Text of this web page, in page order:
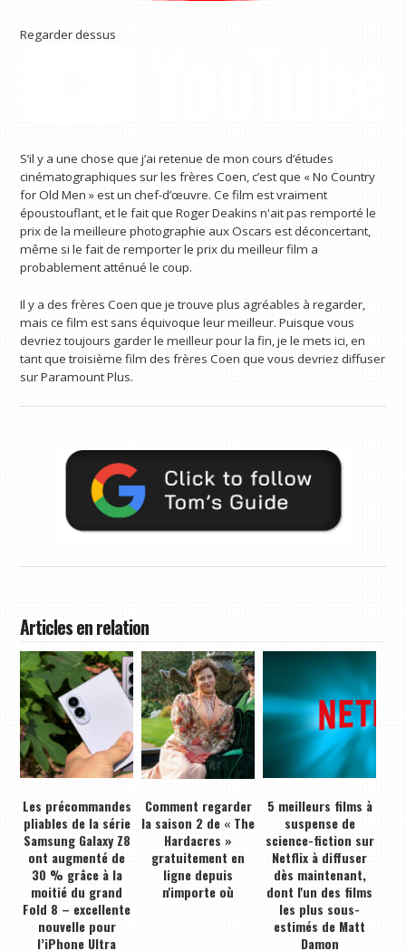
Regarder dessus
S’il y a une chose que j’ai retenue de mon cours d’études
cinématographiques sur les frères Coen, c’est que « No Country
for Old Men » est un chef-d’œuvre. Ce film est vraiment
époustouflant, et le fait que Roger Deakins n'ait pas remporté le
prix de la meilleure photographie aux Oscars est déconcertant,
même si le fait de remporter le prix du meilleur film a
probablement atténué le coup.
Il y a des frères Coen que je trouve plus agréables à regarder,
mais ce film est sans équivoque leur meilleur. Puisque vous
devriez toujours garder le meilleur pour la fin, je le mets ici, en
tant que troisième film des frères Coen que vous devriez diffuser
sur Paramount Plus.
Articles en relation
Les précommandes
pliables de la série
Samsung Galaxy Z8
ont augmenté de
30 % grâce à la
moitié du grand
Fold 8 – excellente
nouvelle pour
l’iPhone Ultra
Comment regarder
la saison 2 de « The
Hardacres »
gratuitement en
ligne depuis
n'importe où
5 meilleurs films à
suspense de
science-fiction sur
Netflix à diffuser
dès maintenant,
dont l'un des films
les plus sous-
estimés de Matt
Damon